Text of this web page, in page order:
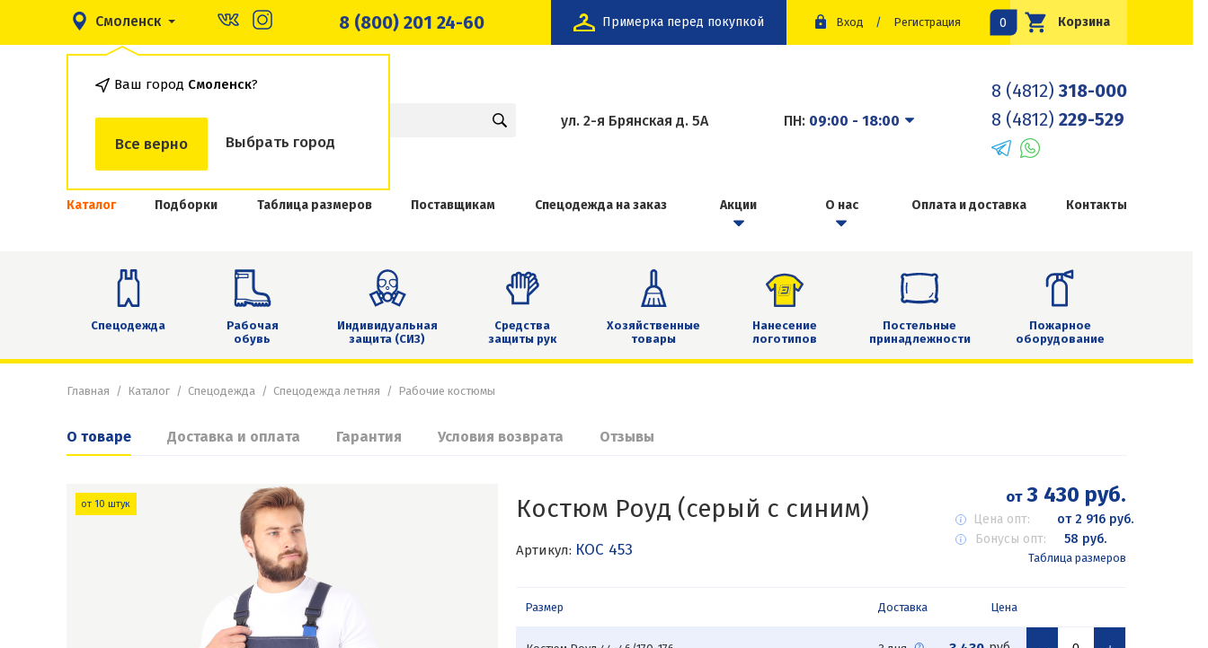
Смоленск
Ваш город Смоленск?
Все верно Выбрать город
8 (800) 201 24-60 Примерка перед покупкой Вход / Регистрация Корзина
0
ул. 2-я Брянская д. 5А ПН: 09:00 - 18:00
8 (4812) 318-000
8 (4812) 229-529
Каталог Подборки Таблица размеров Поставщикам Спецодежда на заказ Акции О нас Оплата и доставка Контакты
Спецодежда
Рабочая
обувь
Индивидуальная
защита (СИЗ)
Средства
защиты рук
Хозяйственные
товары
Нанесение
логотипов
Постельные
принадлежности
Пожарное
оборудование
Главная Каталог Спецодежда Спецодежда летняя Рабочие костюмы
О товаре Доставка и оплата Гарантия Условия возврата Отзывы
от 10 штук Костюм Роуд (серый с синим)
Артикул: КОС 453
от3 430 руб.
Цена опт:
от 2 916 руб.
Бонусы опт:
58 руб.
Таблица размеров
Размер Доставка Цена